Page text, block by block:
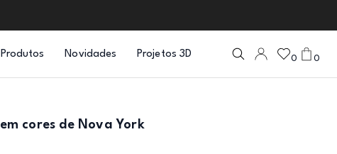
Produtos Novidades Projetos 3D 0 0
cores de Nova York